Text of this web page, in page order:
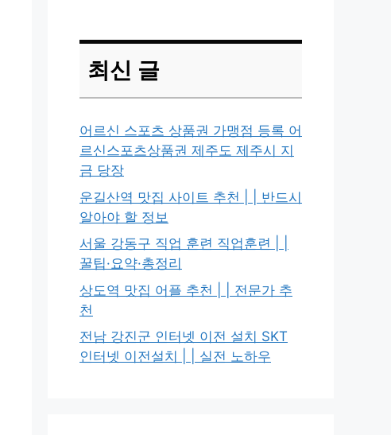
최신 글
어르신 스포츠 상품권 가맹점 등록 어
르신스포츠상품권 제주도 제주시 지
금 당장
운길산역 맛집 사이트 추천 | | 반드시
알아야 할 정보
서울 강동구 직업 훈련 직업훈련 | |
꿀팁·요약·총정리
상도역 맛집 어플 추천 | | 전문가 추
천
전남 강진군 인터넷 이전 설치 SKT
인터넷 이전설치 | | 실전 노하우